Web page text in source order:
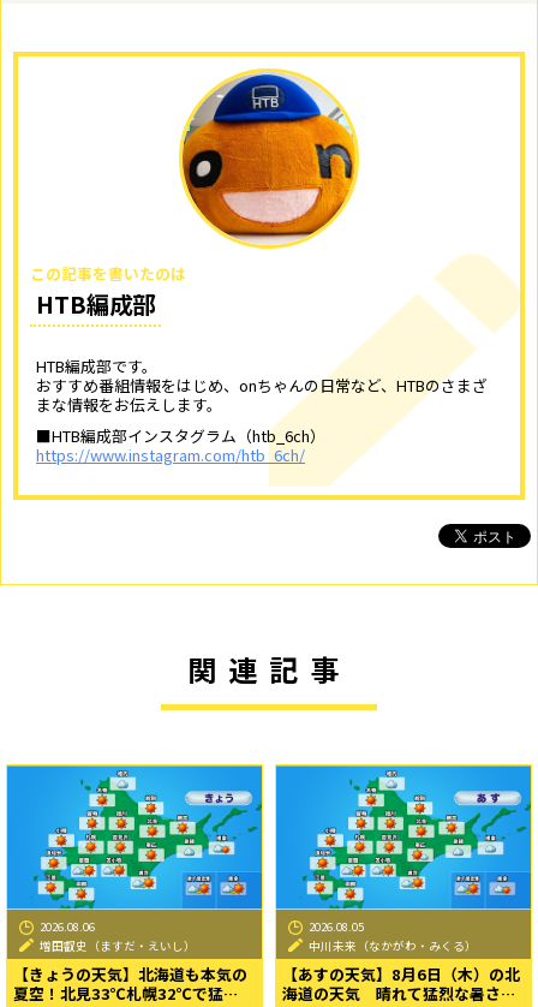
この記事を書いたのは
HTB編成部
HTB編成部です。
おすすめ番組情報をはじめ、onちゃんの日常など、HTBのさまざ
まな情報をお伝えします。
■HTB編成部インスタグラム（htb_6ch）
https://www.instagram.com/htb_6ch/
関連記事
2026.08.06
増田叡史（ますだ・えいし）
【きょうの天気】北海道も本気の
夏空！北見33℃札幌32℃で猛…
2026.08.05
中川未来（なかがわ・みくる）
【あすの天気】8月6日（木）の北
海道の天気 晴れて猛烈な暑さ…